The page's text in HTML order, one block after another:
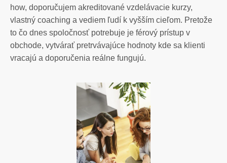
how, doporučujem akreditované vzdelávacie kurzy,
vlastný coaching a vediem ľudí k vyšším cieľom. Pretože
to čo dnes spoločnosť potrebuje je férový prístup v
obchode, vytvárať pretrvávajúce hodnoty kde sa klienti
vracajú a doporučenia reálne fungujú.